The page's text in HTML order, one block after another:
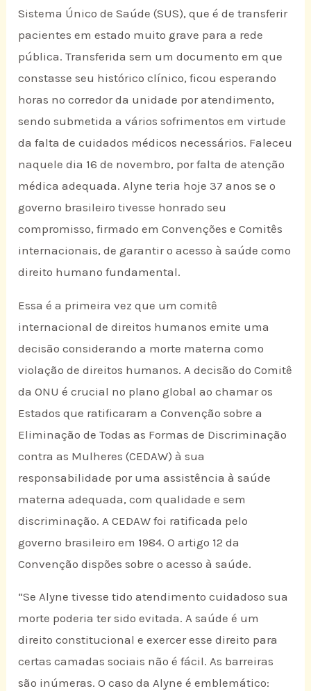
Sistema Único de Saúde (SUS), que é de transferir
pacientes em estado muito grave para a rede
pública. Transferida sem um documento em que
constasse seu histórico clínico, ficou esperando
horas no corredor da unidade por atendimento,
sendo submetida a vários sofrimentos em virtude
da falta de cuidados médicos necessários. Faleceu
naquele dia 16 de novembro, por falta de atenção
médica adequada. Alyne teria hoje 37 anos se o
governo brasileiro tivesse honrado seu
compromisso, firmado em Convenções e Comitês
internacionais, de garantir o acesso à saúde como
direito humano fundamental.
Essa é a primeira vez que um comitê
internacional de direitos humanos emite uma
decisão considerando a morte materna como
violação de direitos humanos. A decisão do Comitê
da ONU é crucial no plano global ao chamar os
Estados que ratificaram a Convenção sobre a
Eliminação de Todas as Formas de Discriminação
contra as Mulheres (CEDAW) à sua
responsabilidade por uma assistência à saúde
materna adequada, com qualidade e sem
discriminação. A CEDAW foi ratificada pelo
governo brasileiro em 1984. O artigo 12 da
Convenção dispões sobre o acesso à saúde.
“Se Alyne tivesse tido atendimento cuidadoso sua
morte poderia ter sido evitada. A saúde é um
direito constitucional e exercer esse direito para
certas camadas sociais não é fácil. As barreiras
são inúmeras. O caso da Alyne é emblemático: